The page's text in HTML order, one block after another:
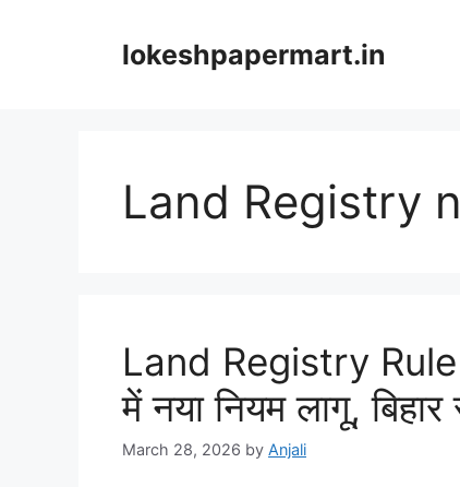
lokeshpapermart.in
Land Registry
Land Registry Rule
में नया नियम लागू,
March 28, 2026 by Anjali